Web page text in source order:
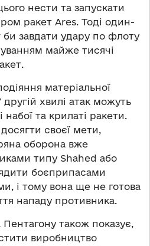
нести та запускати
ракет Ares. Тоді один-
завдати удару по флоту
майже тисячі
матеріальної
хвилі атак можуть
та крилаті ракети.
своєї мети,
оборона вже
типу Shahed або
боєприпасами
і тому вона ще не готова
нападу противника.
також показує,
виробництво